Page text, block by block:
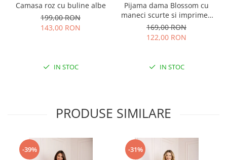
Camasa roz cu buline albe
199,00 RON
143,00 RON
IN STOC
Pijama dama Blossom cu
maneci scurte si imprimeu
floral albastru
169,00 RON
122,00 RON
IN STOC
PRODUSE SIMILARE
-39% -31%